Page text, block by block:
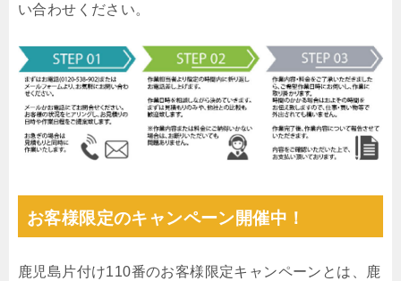
い合わせください。
お客様限定のキャンペーン開催中！
鹿児島片付け110番のお客様限定キャンペーンとは、鹿